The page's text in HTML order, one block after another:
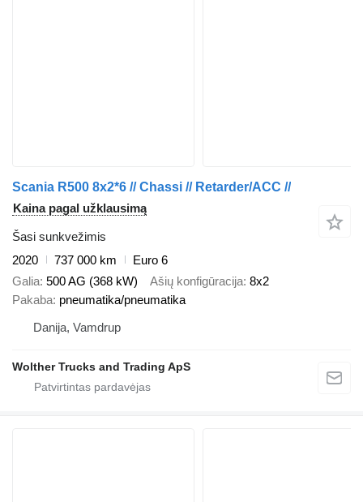
Scania R500 8x2*6 // Chassi // Retarder/ACC //
Kaina pagal užklausimą
Šasi sunkvežimis
2020
737 000 km
Euro 6
Galia 500 AG (368 kW) Ašių konfigūracija 8x2
Pakaba pneumatika/pneumatika
Danija, Vamdrup
Wolther Trucks and Trading ApS